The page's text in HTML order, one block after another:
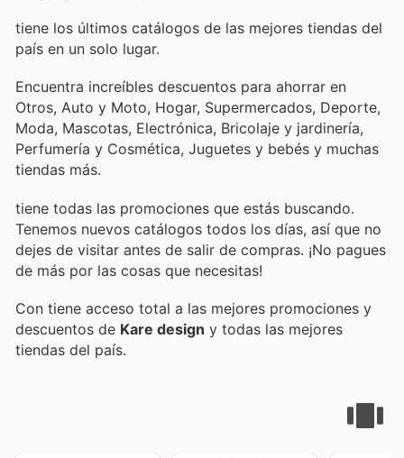
tiene los últimos catálogos de las mejores tiendas del
país en un solo lugar.
Encuentra increíbles descuentos para ahorrar en
Otros, Auto y Moto, Hogar, Supermercados, Deporte,
Moda, Mascotas, Electrónica, Bricolaje y jardinería,
Perfumería y Cosmética, Juguetes y bebés y muchas
tiendas más.
tiene todas las promociones que estás buscando.
Tenemos nuevos catálogos todos los días, así que no
dejes de visitar antes de salir de compras. ¡No pagues
de más por las cosas que necesitas!
Con tiene acceso total a las mejores promociones y
descuentos de Kare design y todas las mejores
tiendas del país.